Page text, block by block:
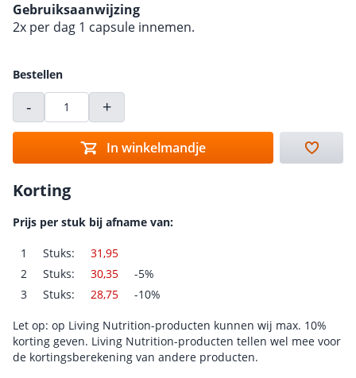
Gebruiksaanwijzing
2x per dag 1 capsule innemen.
Bestellen
- +
In winkelmandje
Korting
Prijs per stuk bij afname van:
1 Stuks:
31,95
2
Stuks: 30,35
-5%
3
Stuks: 28,75 -10%
Let op: op Living Nutrition-producten kunnen wij max. 10%
korting geven. Living Nutrition-producten tellen wel mee voor
de kortingsberekening van andere producten.